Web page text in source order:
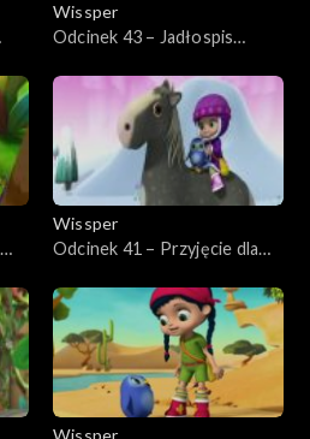
Wissper
Odcinek 43 – Jadłospis
Wissper
Odcinek 41 – Przyjęcie dla